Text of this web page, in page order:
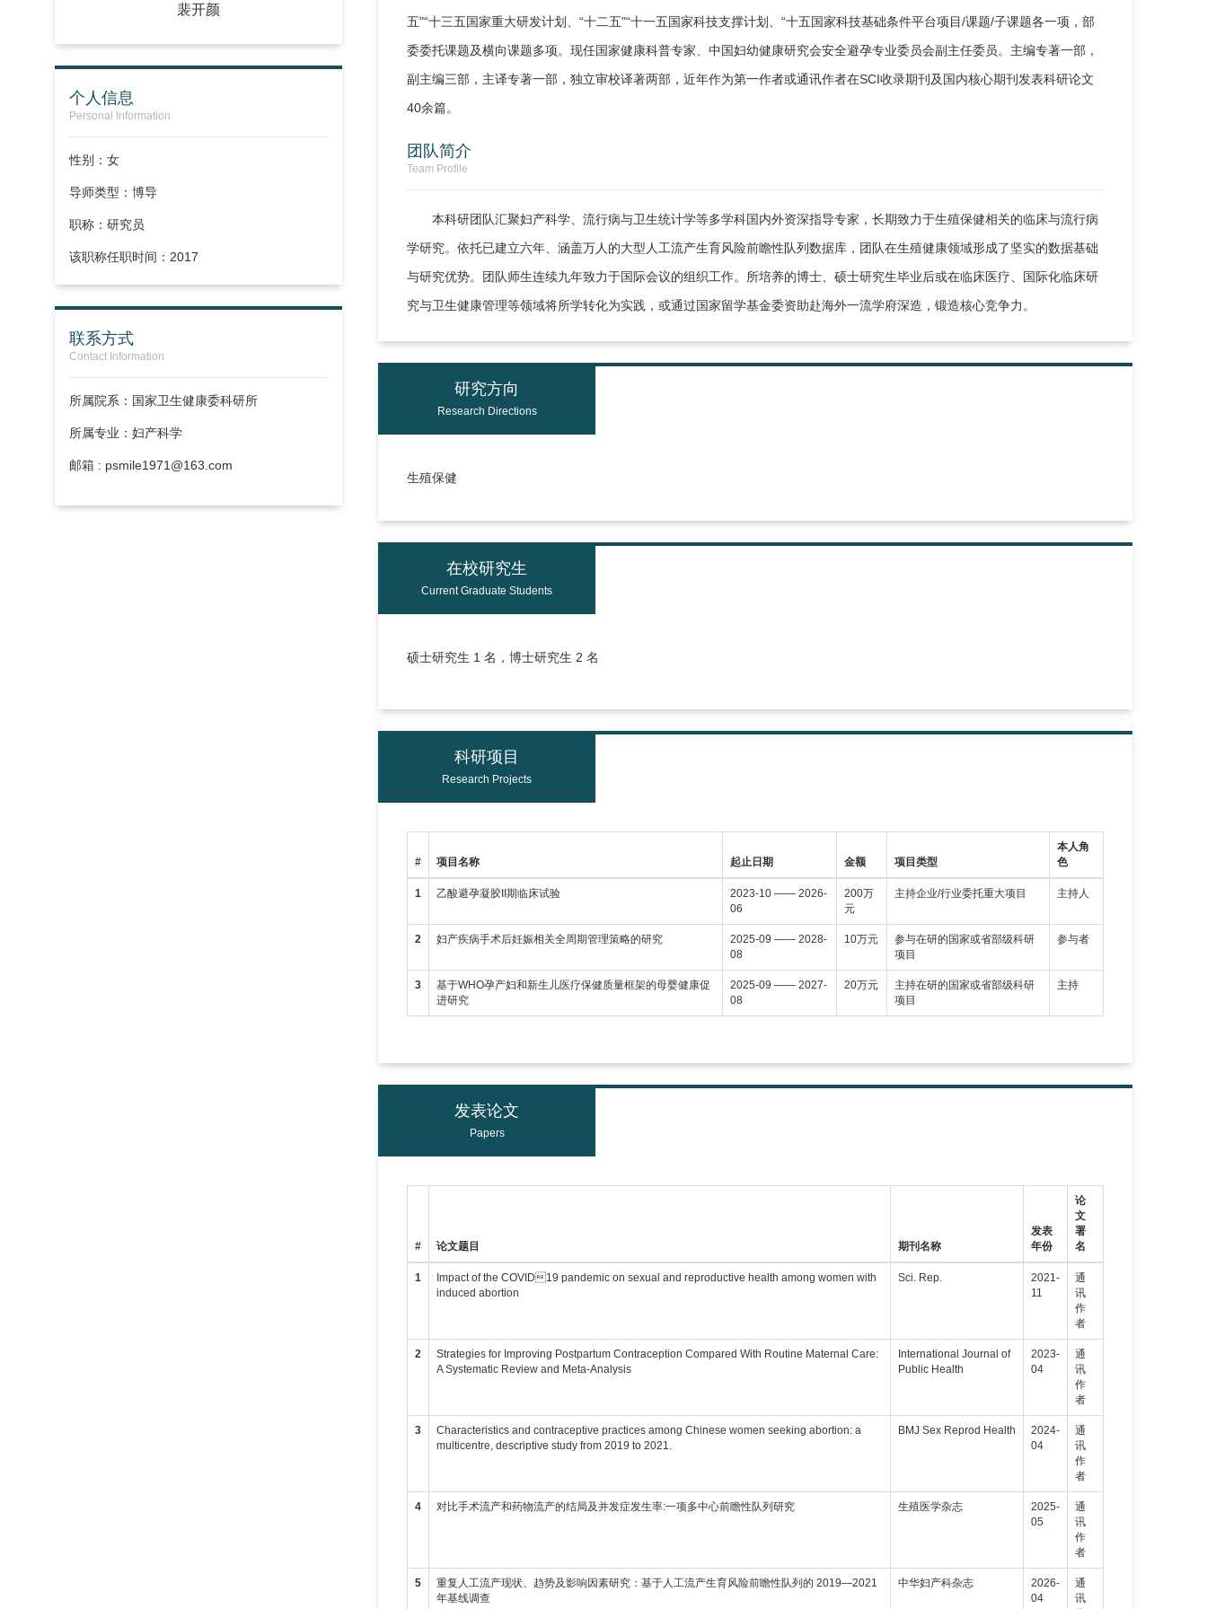
裴开颜
个人信息
Personal Information
性别：女
导师类型：博导
职称：研究员
该职称任职时间：2017
联系方式
Contact Information
所属院系：国家卫生健康委科研所
所属专业：妇产科学
邮箱 : psmile1971@163.com
五"“十三五国家重大研发计划、“十二五"“十一五国家科技支撑计划、“十五国家科技基础条件平台项目/课题/子课题各一项，部
委委托课题及横向课题多项。现任国家健康科普专家、中国妇幼健康研究会安全避孕专业委员会副主任委员。主编专著一部，
副主编三部，主译专著一部，独立审校译著两部，近年作为第一作者或通讯作者在SCI收录期刊及国内核心期刊发表科研论文
40余篇。
团队简介
Team Profile
本科研团队汇聚妇产科学、流行病与卫生统计学等多学科国内外资深指导专家，长期致力于生殖保健相关的临床与流行病
学研究。依托已建立六年、涵盖万人的大型人工流产生育风险前瞻性队列数据库，团队在生殖健康领域形成了坚实的数据基础
与研究优势。团队师生连续九年致力于国际会议的组织工作。所培养的博士、硕士研究生毕业后或在临床医疗、国际化临床研
究与卫生健康管理等领域将所学转化为实践，或通过国家留学基金委资助赴海外一流学府深造，锻造核心竞争力。
研究方向
Research Directions
生殖保健
在校研究生
Current Graduate Students
硕士研究生 1 名，博士研究生 2 名
科研项目
Research Projects
# 项目名称 起止日期 金额 项目类型
本人角
色
1 乙酸避孕凝胶II期临床试验
2023-10 —— 2026-
06
200万
元
主持企业/行业委托重大项目 主持人
2 妇产疾病手术后妊娠相关全周期管理策略的研究
2025-09 —— 2028-
08
10万元
参与在研的国家或省部级科研
项目
参与者
3
基于WHO孕产妇和新生儿医疗保健质量框架的母婴健康促
进研究
2025-09 —— 2027-
08
20万元
主持在研的国家或省部级科研
项目
主持
发表论文
Papers
# 论文题目 期刊名称
发表
年份
论
文
署
名
1
Impact of the COVID19 pandemic on sexual and reproductive health among women with
induced abortion
Sci. Rep.
2021-
11
通
讯
作
者
2
Strategies for Improving Postpartum Contraception Compared With Routine Maternal Care:
A Systematic Review and Meta-Analysis
International Journal of
Public Health
2023-
04
通
讯
作
者
3
Characteristics and contraceptive practices among Chinese women seeking abortion: a
multicentre, descriptive study from 2019 to 2021.
BMJ Sex Reprod Health
2024-
04
通
讯
作
者
4 对比手术流产和药物流产的结局及并发症发生率:一项多中心前瞻性队列研究 生殖医学杂志
2025-
05
通
讯
作
者
5
重复人工流产现状、趋势及影响因素研究：基于人工流产生育风险前瞻性队列的 2019—2021
年基线调查
中华妇产科杂志
2026-
04
通
讯